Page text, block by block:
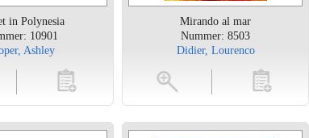
in Polynesia
10901
Ashley
Mirando al mar
Nummer: 8503
Didier, Lourenco
vergroten toevoegen vergroten